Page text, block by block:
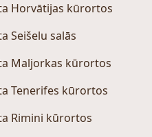
Horvātijas kūrortos
Seišelu salās
Maljorkas kūrortos
Tenerifes kūrortos
Rimini kūrortos